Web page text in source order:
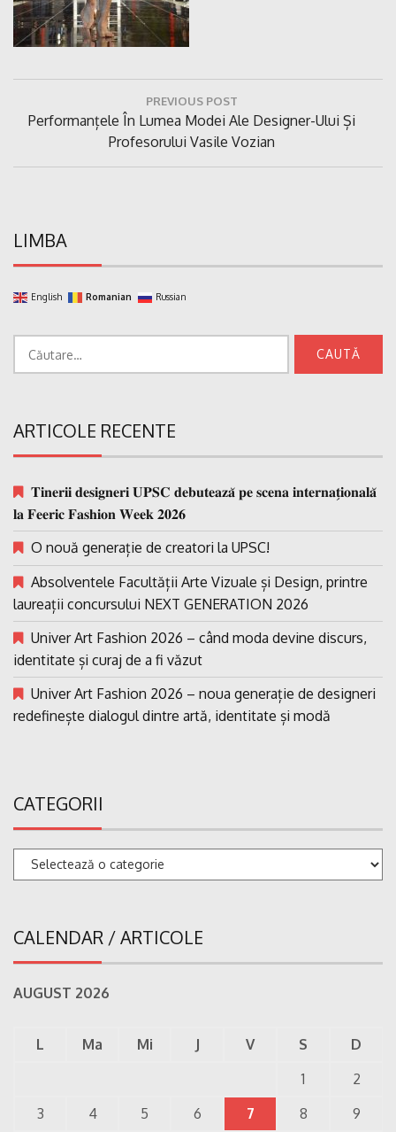
articole
PREVIOUS POST
Previous
Performanțele În Lumea Modei Ale Designer-Ului Și
Profesorului Vasile Vozian
LIMBA
English Romanian Russian
ARTICOLE RECENTE
𝐓𝐢𝐧𝐞𝐫𝐢𝐢 𝐝𝐞𝐬𝐢𝐠𝐧𝐞𝐫𝐢 𝐔𝐏𝐒𝐂 𝐝𝐞𝐛𝐮𝐭𝐞𝐚𝐳𝐚̆ 𝐩𝐞 𝐬𝐜𝐞𝐧𝐚 𝐢𝐧𝐭𝐞𝐫𝐧𝐚𝐭̗𝐢𝐨𝐧𝐚𝐥𝐚̆
𝐥𝐚 𝐅𝐞𝐞𝐫𝐢𝐜 𝐅𝐚𝐬𝐡𝐢𝐨𝐧 𝐖𝐞𝐞𝐤 𝟐𝟎𝟐𝟔
O nouă generație de creatori la UPSC!
Absolventele Facultății Arte Vizuale și Design, printre
laureații concursului NEXT GENERATION 2026
Univer Art Fashion 2026 – când moda devine discurs,
identitate și curaj de a fi văzut
Univer Art Fashion 2026 – noua generație de designeri
redefinește dialogul dintre artă, identitate și modă
CATEGORII
Categorii
CALENDAR / ARTICOLE
AUGUST 2026
L Ma Mi J V S
D
1
2
3
4 5 6 7 8
9